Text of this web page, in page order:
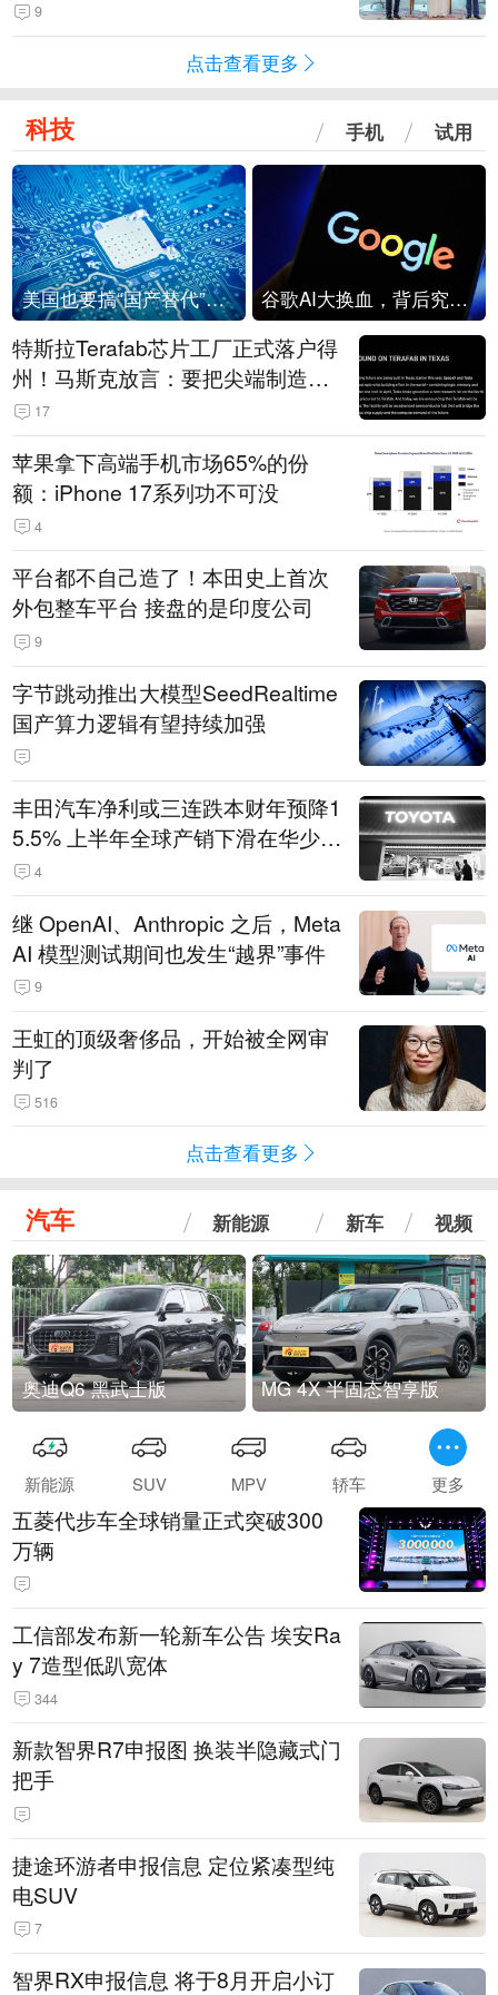
9
点击查看更多
科技 手机 试用
美国也要搞“国产替代”？先算清三笔账 谷歌AI大换血，背后究竟发生了什么？
特斯拉Terafab芯片工厂正式落户得
州！马斯克放言：要把尖端制造带
回美国
17
苹果拿下高端手机市场65%的份
额：iPhone 17系列功不可没
4
平台都不自己造了！本田史上首次
外包整车平台 接盘的是印度公司
9
字节跳动推出大模型SeedRealtime
国产算力逻辑有望持续加强
丰田汽车净利或三连跌本财年预降1
5.5% 上半年全球产销下滑在华少卖
14.3万辆
4
继 OpenAI、Anthropic 之后，Meta
AI 模型测试期间也发生“越界”事件
9
王虹的顶级奢侈品，开始被全网审
判了
516
点击查看更多
汽车 新能源 新车 视频
奥迪Q6 黑武士版 MG 4X 半固态智享版
新能源 SUV MPV 轿车 更多
五菱代步车全球销量正式突破300
万辆
工信部发布新一轮新车公告 埃安Ra
y 7造型低趴宽体
344
新款智界R7申报图 换装半隐藏式门
把手
捷途环游者申报信息 定位紧凑型纯
电SUV
7
智界RX申报信息 将于8月开启小订